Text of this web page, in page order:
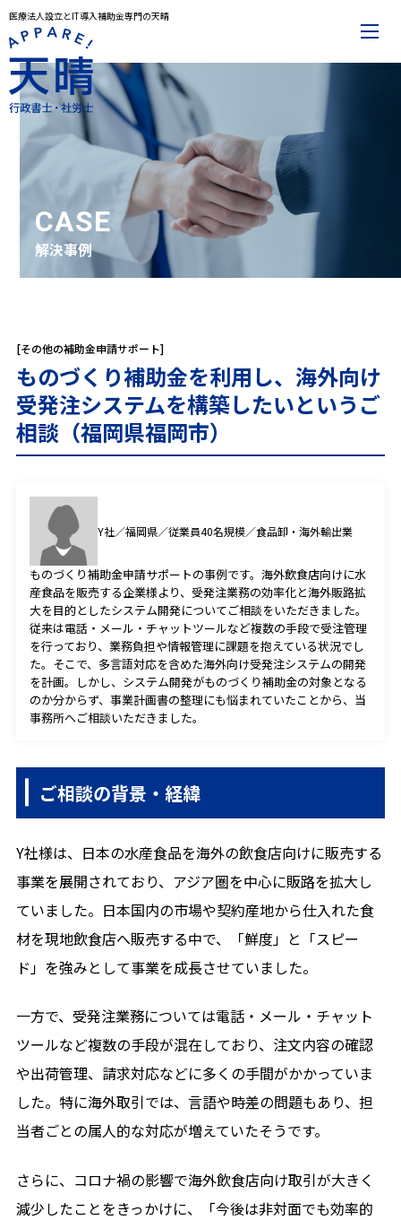
医療法人設立とIT導入補助金専門の天晴
CASE
解決事例
[その他の補助金申請サポート]
ものづくり補助金を利用し、海外向け
受発注システムを構築したいというご
相談（福岡県福岡市）
Y社／福岡県／従業員40名規模／食品卸・海外輸出業
ものづくり補助金申請サポートの事例です。海外飲食店向けに水
産食品を販売する企業様より、受発注業務の効率化と海外販路拡
大を目的としたシステム開発についてご相談をいただきました。
従来は電話・メール・チャットツールなど複数の手段で受注管理
を行っており、業務負担や情報管理に課題を抱えている状況でし
た。そこで、多言語対応を含めた海外向け受発注システムの開発
を計画。しかし、システム開発がものづくり補助金の対象となる
のか分からず、事業計画書の整理にも悩まれていたことから、当
事務所へご相談いただきました。
ご相談の背景・経緯
Y社様は、日本の水産食品を海外の飲食店向けに販売する
事業を展開されており、アジア圏を中心に販路を拡大し
ていました。日本国内の市場や契約産地から仕入れた食
材を現地飲食店へ販売する中で、「鮮度」と「スピー
ド」を強みとして事業を成長させていました。
一方で、受発注業務については電話・メール・チャット
ツールなど複数の手段が混在しており、注文内容の確認
や出荷管理、請求対応などに多くの手間がかかっていま
した。特に海外取引では、言語や時差の問題もあり、担
当者ごとの属人的な対応が増えていたそうです。
さらに、コロナ禍の影響で海外飲食店向け取引が大きく
減少したことをきっかけに、「今後は非対面でも効率的
メインメニュー
トップページ
事務所案内
代表プロフィール
解決事例
お役立ち記事
お知らせ
お問合せ
サービスメニュー
プライバシーポリシー
CONTACT
ご質問やご相談がございましたら、お気軽にお問合せく
ださい。
専門スタッフが丁寧に対応いたします。
0120-088-173
メールから相談する
24時間365日受付